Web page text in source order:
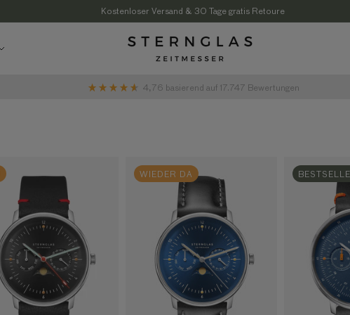
Kostenloser Versand & 30 Tage gratis Retoure
4,76 basierend auf 17.747 Bewertungen
WIEDER DA